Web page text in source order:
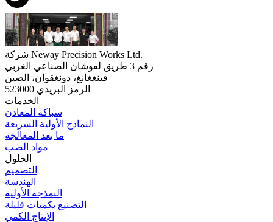
شركة Neway Precision Works Ltd.
رقم 3 طريق لفوشان الصناعي الغربي
فينغغانغ، دونغقوان، الصين
الرمز البريدي 523000
الخدمات
سباكة المعادن
النماذج الأولية السريعة
ما بعد المعالجة
مواد الصب
الحلول
التصميم
الهندسة
النمذجة الأولية
التصنيع بكميات قليلة
الإنتاج الكمي